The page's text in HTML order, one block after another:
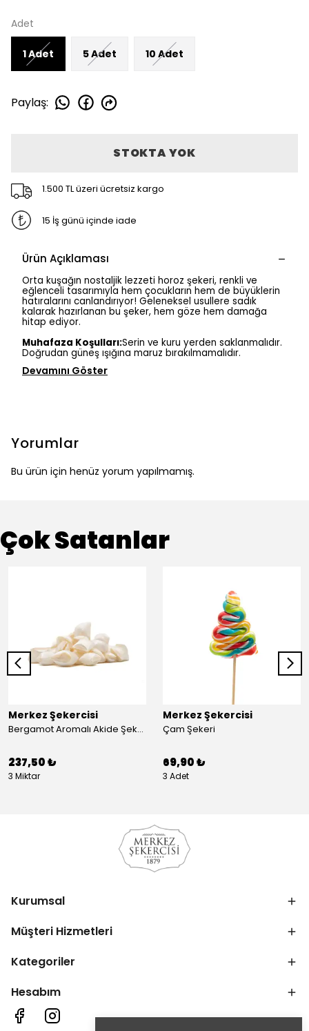
Adet
1 Adet 5 Adet 10 Adet
Paylaş:
STOKTA YOK
1.500 TL üzeri ücretsiz kargo
15 İş günü içinde iade
Ürün Açıklaması
Orta kuşağın nostaljik lezzeti horoz şekeri, renkli ve
eğlenceli tasarımıyla hem çocukların hem de büyüklerin
hatıralarını canlandırıyor! Geleneksel usullere sadık
kalarak hazırlanan bu şeker, hem göze hem damağa
hitap ediyor.
Muhafaza Koşulları:Serin ve kuru yerden saklanmalıdır.
Doğrudan güneş ışığına maruz bırakılmamalıdır.
Devamını Göster
Yorumlar
Bu ürün için henüz yorum yapılmamış.
Çok Satanlar
Merkez Şekercisi
Bergamot Aromalı Akide Şekeri
237,50 ₺
3 Miktar
Merkez Şekercisi
Çam Şekeri
69,90 ₺
3 Adet
Kurumsal
Müşteri Hizmetleri
Kategoriler
Hesabım